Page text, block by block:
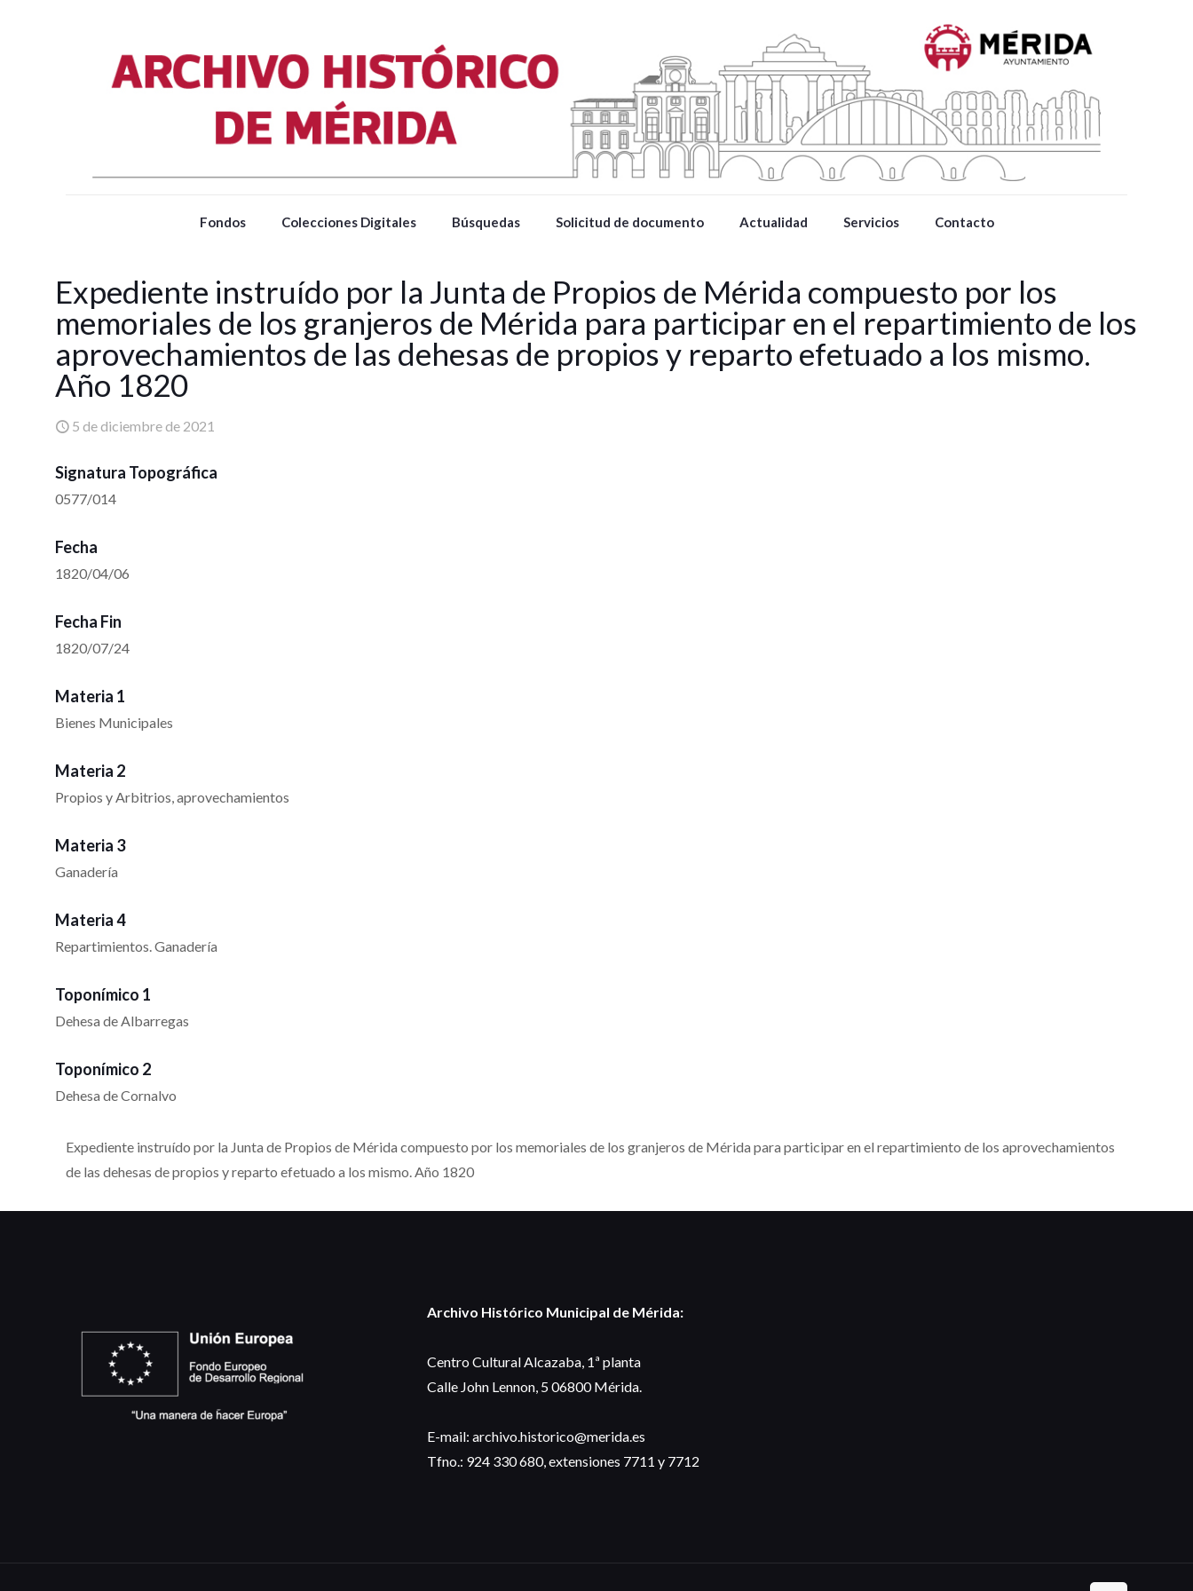
Fondos Colecciones Digitales Búsquedas Solicitud de documento Actualidad Servicios Contacto
Expediente instruído por la Junta de Propios de Mérida compuesto por los
memoriales de los granjeros de Mérida para participar en el repartimiento de los
aprovechamientos de las dehesas de propios y reparto efetuado a los mismo.
Año 1820
5 de diciembre de 2021
Signatura Topográfica
0577/014
Fecha
1820/04/06
Fecha Fin
1820/07/24
Materia 1
Bienes Municipales
Materia 2
Propios y Arbitrios, aprovechamientos
Materia 3
Ganadería
Materia 4
Repartimientos. Ganadería
Toponímico 1
Dehesa de Albarregas
Toponímico 2
Dehesa de Cornalvo
Expediente instruído por la Junta de Propios de Mérida compuesto por los memoriales de los granjeros de Mérida para participar en el repartimiento de los aprovechamientos
de las dehesas de propios y reparto efetuado a los mismo. Año 1820
Archivo Histórico Municipal de Mérida:
Centro Cultural Alcazaba, 1ª planta
Calle John Lennon, 5 06800 Mérida.
E-mail: archivo.historico@merida.es
Tfno.: 924 330 680, extensiones 7711 y 7712